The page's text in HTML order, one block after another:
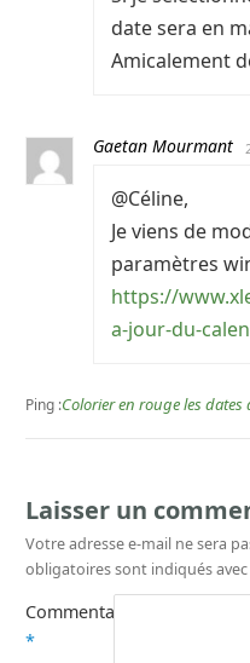
date sera en
Amicalement
Gaetan Mourmant
@Céline,
Je viens de
paramètres
https://
a-jour-du-
Ping :Colorier en rouge les
Laisser un
Votre adresse e-mail ne sera
obligatoires sont indiqués avec
Commentaire
*